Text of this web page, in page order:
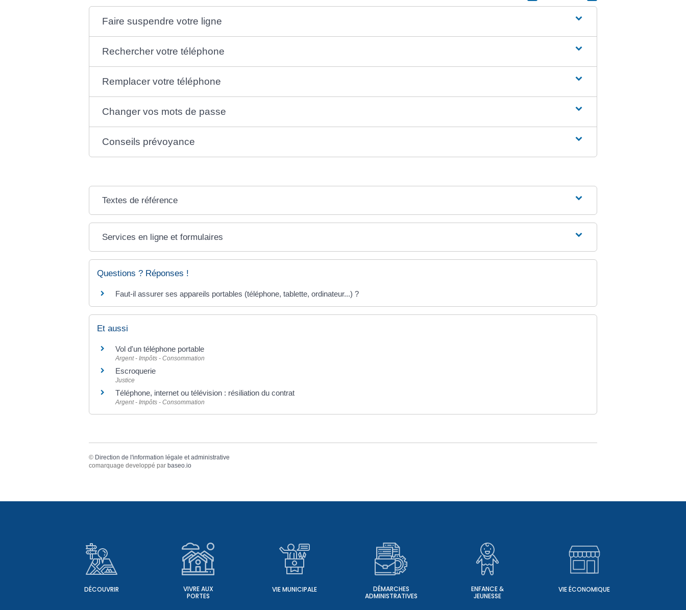
Faire suspendre votre ligne
Rechercher votre téléphone
Remplacer votre téléphone
Changer vos mots de passe
Conseils prévoyance
Textes de référence
Services en ligne et formulaires
Questions ? Réponses !
Faut-il assurer ses appareils portables (téléphone, tablette, ordinateur...) ?
Et aussi
Vol d'un téléphone portable
Argent - Impôts - Consommation
Escroquerie
Justice
Téléphone, internet ou télévision : résiliation du contrat
Argent - Impôts - Consommation
© Direction de l'information légale et administrative
comarquage developpé parbaseo.io
DÉCOUVRIR
VIVRE AUX
PORTES
VIE MUNICIPALE
DÉMARCHES
ADMINISTRATIVES
ENFANCE &
JEUNESSE
VIE ÉCONOMIQUE